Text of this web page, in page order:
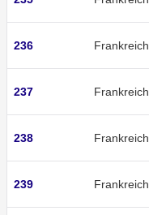
236 Frankreich
237 Frankreich
238 Frankreich
239 Frankreich